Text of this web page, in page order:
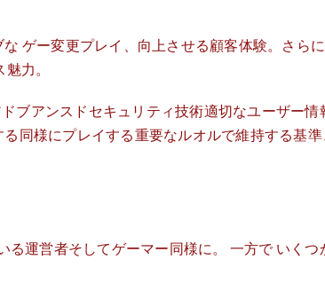
ゲー変更プレイ、向上させる顧客体験。さら
力。
ブアンスドセキュリティ技術適切なユーザー
同様にプレイする重要なルオルで維持する基
運営者そしてゲーマー同様に。 一方で いく